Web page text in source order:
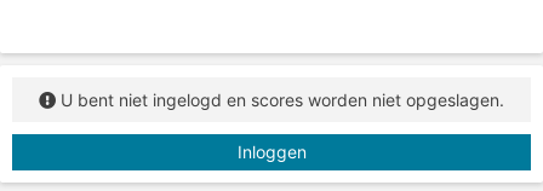
U bent niet ingelogd en scores worden niet opgeslagen.
Inloggen